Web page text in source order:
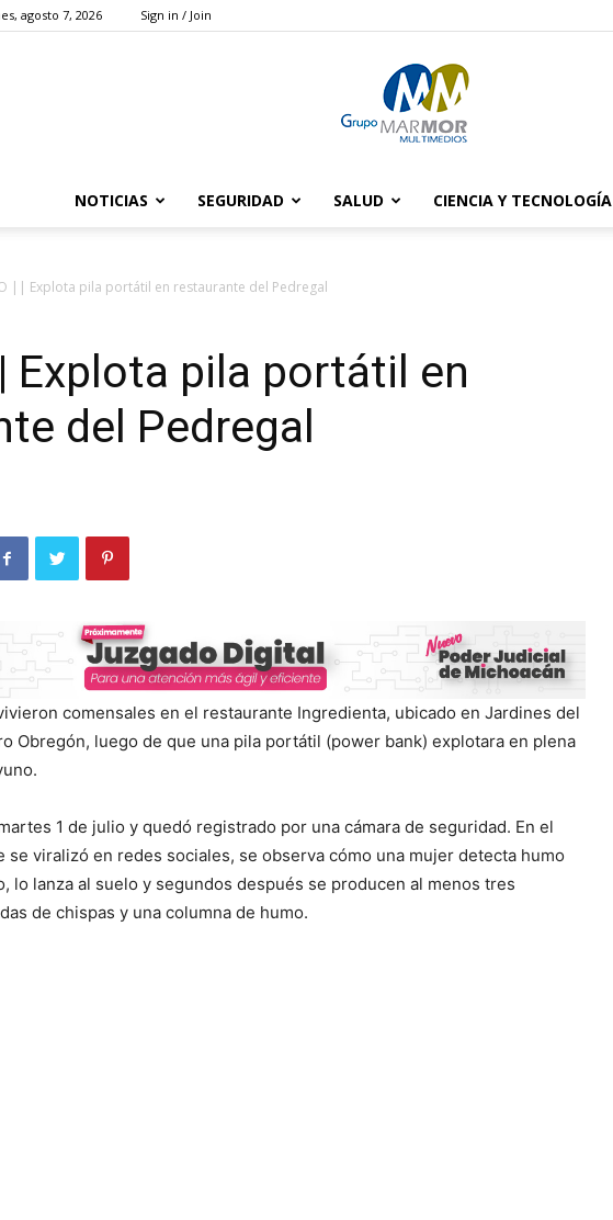
agosto 7, 2026 Sign in / Join
Marmor
NOTICIAS SEGURIDAD SALUD CIENCIA Y TECNOLOGÍA
|| Explota pila portátil en restaurante del Pedregal
Explota pila portátil en
del Pedregal
comensales en el restaurante Ingredienta, ubicado en Jardines del
Obregón, luego de que una pila portátil (power bank) explotara en plena
1 de julio y quedó registrado por una cámara de seguridad. En el
se viralizó en redes sociales, se observa cómo una mujer detecta humo
lo lanza al suelo y segundos después se producen al menos tres
de chispas y una columna de humo.